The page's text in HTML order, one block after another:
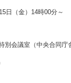
日（金）14時00分～
会議室（中央合同庁